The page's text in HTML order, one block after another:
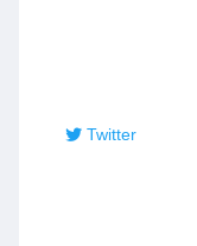
Twitter